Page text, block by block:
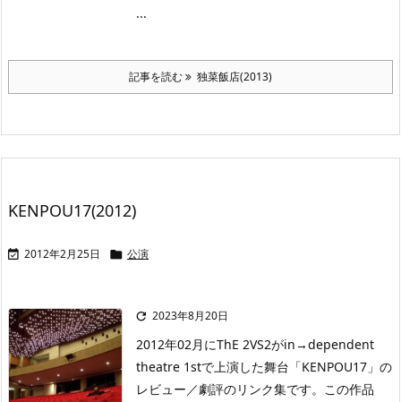
...
記事を読む 独菜飯店(2013)
KENPOU17(2012)
 2012年2月25日  公演
 2023年8月20日
2012年02月にThE 2VS2がin→dependent
theatre 1stで上演した舞台「KENPOU17」の
レビュー／劇評のリンク集です。この作品